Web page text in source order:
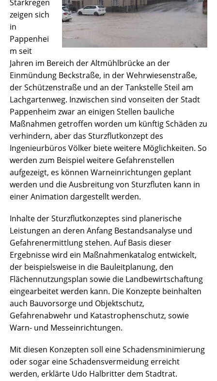
Starkregen
zeigen sich
in
Pappenhei
m seit
Jahren im Bereich der Altmühlbrücke an der
Einmündung Beckstraße, in der Wehrwiesenstraße,
der Schützenstraße und an der Tankstelle Steil am
Lachgartenweg. Inzwischen sind vonseiten der Stadt
Pappenheim zwar an einigen Stellen bauliche
Maßnahmen getroffen worden um künftig Schäden zu
verhindern, aber das Sturzflutkonzept des
Ingenieurbüros Völker biete weitere Möglichkeiten. So
werden zum Beispiel weitere Gefahrenstellen
aufgezeigt, es können Warneinrichtungen geplant
werden und die Ausbreitung von Sturzfluten kann in
einer Animation dargestellt werden.
Inhalte der Sturzflutkonzeptes sind planerische
Leistungen an deren Anfang Bestandsanalyse und
Gefahrenermittlung stehen. Auf Basis dieser
Ergebnisse wird ein Maßnahmenkatalog entwickelt,
der beispielsweise in die Bauleitplanung, den
Flächennutzungsplan sowie die Landbewirtschaftung
eingearbeitet werden kann. Die Konzepte beinhalten
auch Bauvorsorge und Objektschutz,
Gefahrenabwehr und Katastrophenschutz, sowie
Warn- und Messeinrichtungen.
Mit diesen Konzepten soll eine Schadensminimierung
oder sogar eine Schadensvermeidung erreicht
werden, erklärte Udo Halbritter dem Stadtrat.